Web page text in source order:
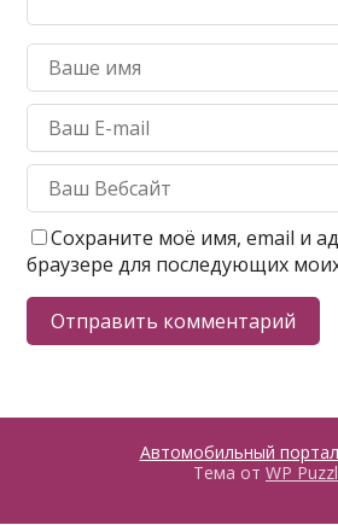
Сохраните моё имя, email и
браузере для последующих
Автомобильный портал
Тема от WP